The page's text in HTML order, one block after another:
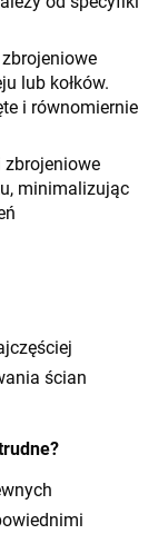
lub kołków.
i równomiernie
zbrojeniowe
minimalizując
ścian